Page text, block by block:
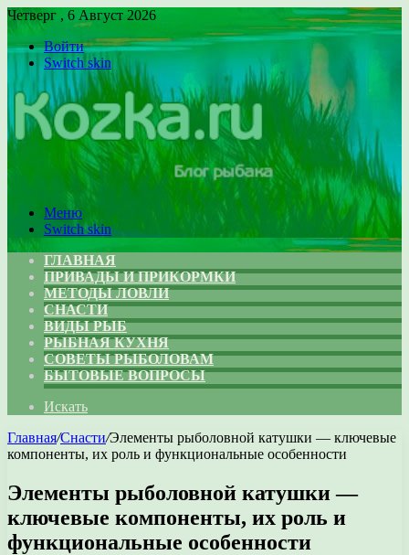
Четверг , 6 Август 2026
Войти
Switch skin
Меню
Switch skin
ГЛАВНАЯ
ПРИВАДЫ И ПРИКОРМКИ
МЕТОДЫ ЛОВЛИ
СНАСТИ
ВИДЫ РЫБ
РЫБНАЯ КУХНЯ
СОВЕТЫ РЫБОЛОВАМ
БЫТОВЫЕ ВОПРОСЫ
Искать
Главная/Снасти/Элементы рыболовной катушки — ключевые
компоненты, их роль и функциональные особенности
Элементы рыболовной катушки —
ключевые компоненты, их роль и
функциональные особенности